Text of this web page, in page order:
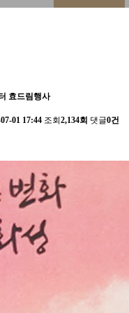
효드림행사
01 17:44 조회 2,134회 댓글0건